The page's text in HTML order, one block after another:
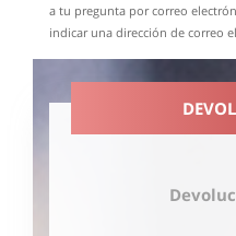
a tu pregunta por correo
indicar una dirección de correo